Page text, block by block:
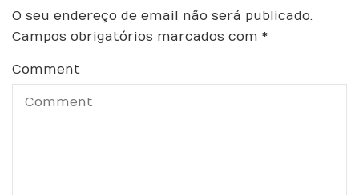
O seu endereço de email não será publicado.
Campos obrigatórios marcados com *
Comment